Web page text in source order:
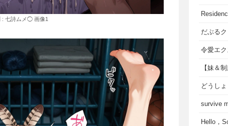
: 七詩ムメ◯ 画像1
だぶるク
令愛エ
【妹＆
どうしょ
survive
Hello，